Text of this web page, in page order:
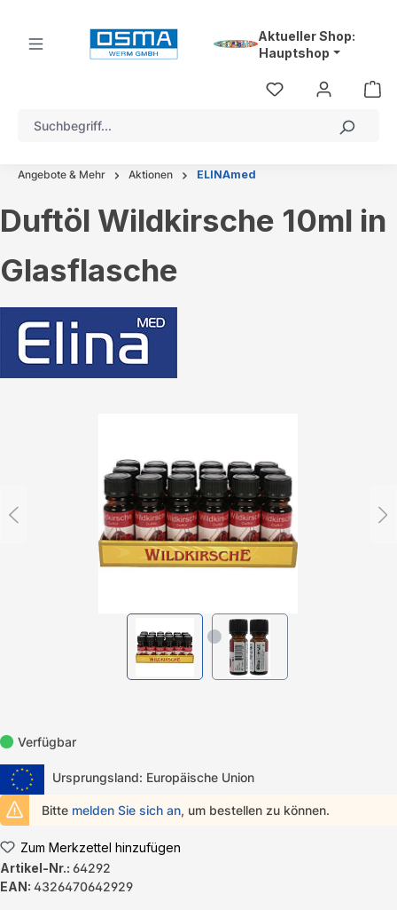
Aktueller Shop:
Hauptshop
Angebote & Mehr Aktionen ELINAmed
Duftöl Wildkirsche 10ml in
Glasflasche
Verfügbar
Ursprungsland: Europäische Union
Bitte melden Sie sich an, um bestellen zu können.
Zum Merkzettel hinzufügen
Artikel-Nr.: 64292
EAN: 4326470642929